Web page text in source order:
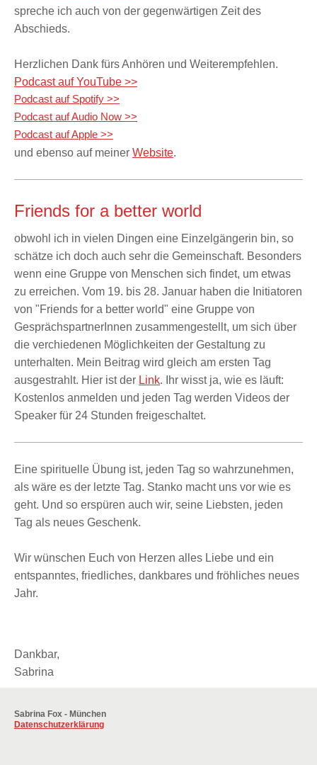
spreche ich auch von der gegenwärtigen Zeit des
Abschieds.
Herzlichen Dank fürs Anhören und Weiterempfehlen.
Podcast auf YouTube >>
Podcast auf Spotify >>
Podcast auf Audio Now >>
Podcast auf Apple >>
und ebenso auf meiner Website.
Friends for a better world
obwohl ich in vielen Dingen eine Einzelgängerin bin, so
schätze ich doch auch sehr die Gemeinschaft. Besonders
wenn eine Gruppe von Menschen sich findet, um etwas
zu erreichen. Vom 19. bis 28. Januar haben die Initiatoren
von "Friends for a better world" eine Gruppe von
GesprächspartnerInnen zusammengestellt, um sich über
die verchiedenen Möglichkeiten der Gestaltung zu
unterhalten. Mein Beitrag wird gleich am ersten Tag
ausgestrahlt. Hier ist der Link. Ihr wisst ja, wie es läuft:
Kostenlos anmelden und jeden Tag werden Videos der
Speaker für 24 Stunden freigeschaltet.
Eine spirituelle Übung ist, jeden Tag so wahrzunehmen,
als wäre es der letzte Tag. Stanko macht uns vor wie es
geht. Und so erspüren auch wir, seine Liebsten, jeden
Tag als neues Geschenk.
Wir wünschen Euch von Herzen alles Liebe und ein
entspanntes, friedliches, dankbares und fröhliches neues
Jahr.
Dankbar,
Sabrina
Sabrina Fox - München
Datenschutzerklärung